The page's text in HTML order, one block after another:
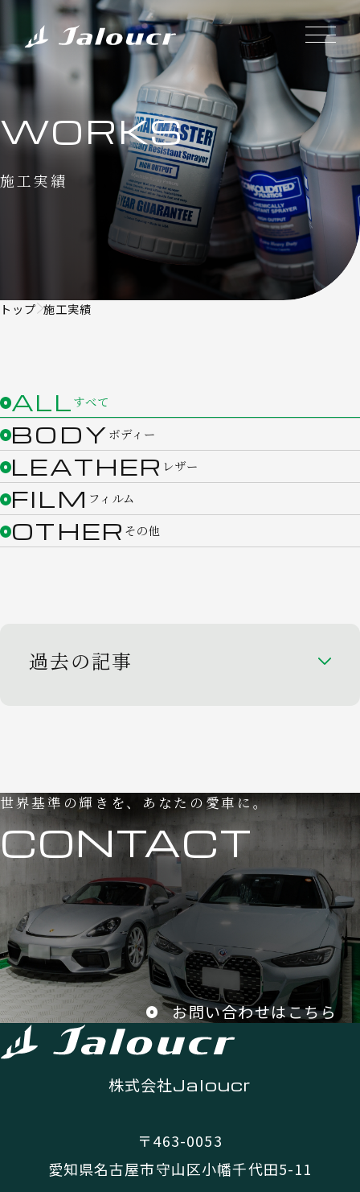
WORKS
施工実績
トップ 施工実績
ALL すべて
BODY ボディー
LEATHER レザー
FILM フィルム
OTHER その他
過去の記事
世界基準の輝きを、あなたの愛車に。
CONTACT
お問い合わせはこちら
株式会社Jaloucr
〒463-0053
愛知県名古屋市守山区小幡千代田5-11